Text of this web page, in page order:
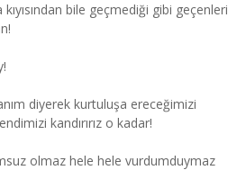
bile geçmediği gibi geçenleri
diyerek kurtuluşa ereceğimizi
kandırırız o kadar!
olmaz hele hele vurdumduymaz